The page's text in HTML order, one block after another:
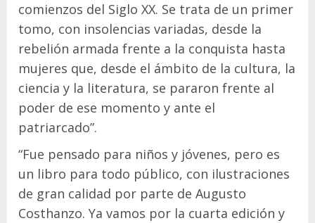
comienzos del Siglo XX. Se trata de un primer
tomo, con insolencias variadas, desde la
rebelión armada frente a la conquista hasta
mujeres que, desde el ámbito de la cultura, la
ciencia y la literatura, se pararon frente al
poder de ese momento y ante el
patriarcado”.
“Fue pensado para niños y jóvenes, pero es
un libro para todo público, con ilustraciones
de gran calidad por parte de Augusto
Costhanzo. Ya vamos por la cuarta edición y